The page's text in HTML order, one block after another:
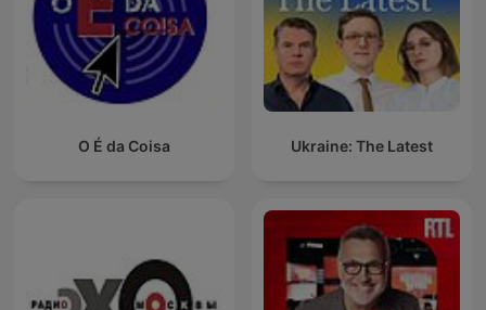
O É da Coisa Ukraine: The Latest